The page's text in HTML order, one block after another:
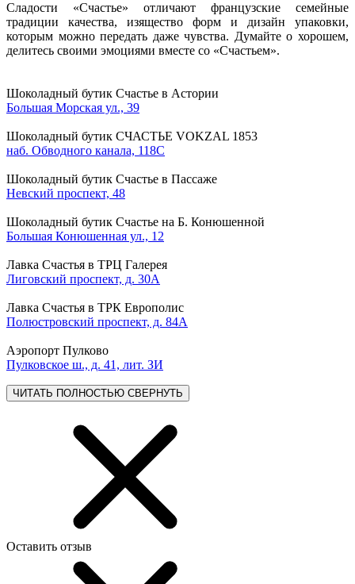
Сладости «Cчастье» отличают французские семейные
традиции качества, изящество форм и дизайн упаковки,
которым можно передать даже чувства. Думайте о хорошем,
делитесь своими эмоциями вместе со «Cчастьем».
Шоколадный бутик Счастье в Астории
Большая Морская ул., 39
Шоколадный бутик СЧАСТЬЕ VOKZAL 1853
наб. Обводного канала, 118С
Шоколадный бутик Счастье в Пассаже
Невский проспект, 48
Шоколадный бутик Счастье на Б. Конюшенной
Большая Конюшенная ул., 12
Лавка Счастья в ТРЦ Галерея
Лиговский проспект, д. 30А
Лавка Счастья в ТРК Европолис
Полюстровский проспект, д. 84А
Аэропорт Пулково
Пулковское ш., д. 41, лит. ЗИ
ЧИТАТЬ ПОЛНОСТЬЮ СВЕРНУТЬ
Оставить отзыв